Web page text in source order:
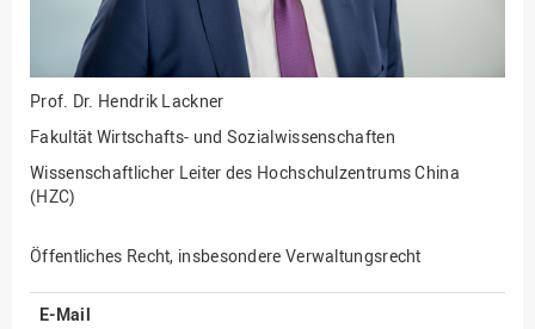
Finanzen
Forschung, Kooperation,
Drittmittel
Gebäude und Technik
Gesellschaftliches
Engagement
Hochschulleitung
Hochschulplanung/-
Prof. Dr. Hendrik Lackner
Fakultät Wirtschafts- und Sozialwissenschaften
Wissenschaftlicher Leiter des Hochschulzentrums China
(HZC)
Öffentliches Recht, insbesondere Verwaltungsrecht
E-Mail